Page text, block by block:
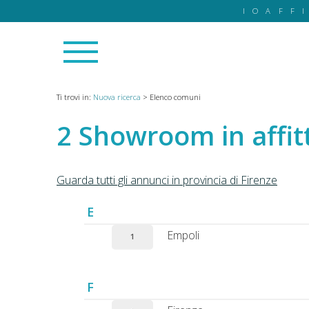
Ti trovi in: Nuova ricerca > Elenco comuni
Showroom in
Guarda tutti gli annunci in provincia di Firenze
E
1 Empoli
F